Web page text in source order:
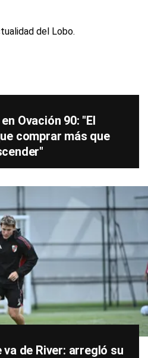
Ovación 90: "El
comprar más que
de River: arregló su